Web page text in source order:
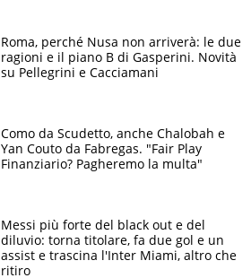
Roma, perché Nusa non arriverà: le due
ragioni e il piano B di Gasperini. Novità
su Pellegrini e Cacciamani
Como da Scudetto, anche Chalobah e
Yan Couto da Fabregas. "Fair Play
Finanziario? Pagheremo la multa"
Messi più forte del black out e del
diluvio: torna titolare, fa due gol e un
assist e trascina l'Inter Miami, altro che
ritiro